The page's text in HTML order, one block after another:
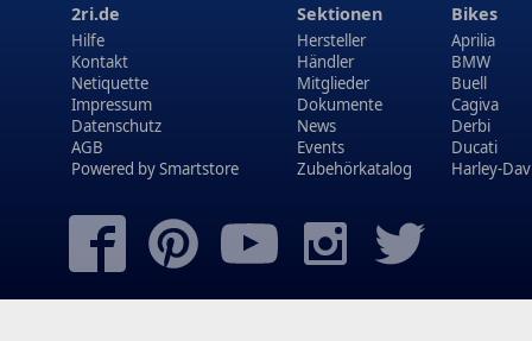
2ri.de
Hilfe
Kontakt
Netiquette
Impressum
Datenschutz
AGB
Powered bySmartstore
Sektionen
Hersteller
Händler
Mitglieder
Dokumente
News
Events
Zubehörkatalog
Bikes
Aprilia
BMW
Buell
Cagiva
Derbi
Ducati
Harley-